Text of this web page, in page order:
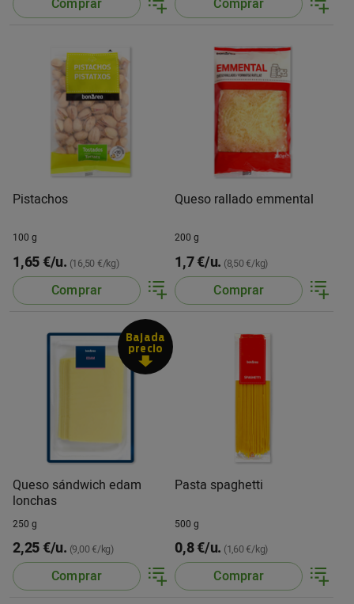
Comprar Comprar
Pistachos
100 g
1,65 €/u. (16,50 €/kg)
Comprar
Queso rallado emmental
200 g
1,7 €/u. (8,50 €/kg)
Comprar
Bajada
precio
Queso sándwich edam
lonchas
250 g
2,25 €/u. (9,00 €/kg)
Comprar
Pasta spaghetti
500 g
0,8 €/u. (1,60 €/kg)
Comprar